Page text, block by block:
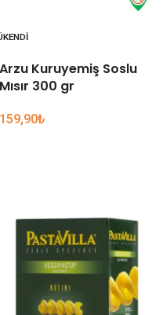
Arzu Kuruyemiş Soslu
Mısır 300 gr
159,90₺